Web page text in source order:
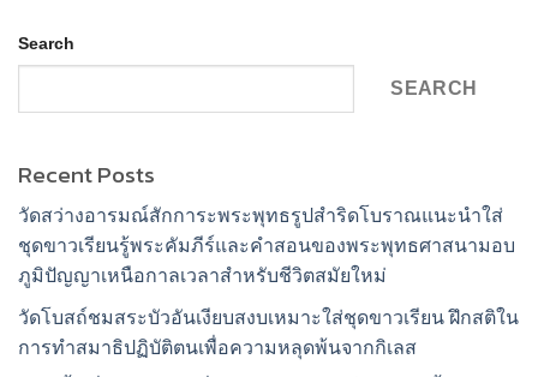
Search
SEARCH
Recent Posts
วัดสว่างอารมณ์สักการะพระพุทธรูปสำริดโบราณแนะนำใส่
ชุดขาวเรียนรู้พระคัมภีร์และคำสอนของพระพุทธศาสนามอบ
ภูมิปัญญาเหนือกาลเวลาสำหรับชีวิตสมัยใหม่
วัดโบสถ์ชมสระบัวอันเงียบสงบเหมาะใส่ชุดขาวเรียน ฝึกสติใน
การทำสมาธิปฏิบัติตนเพื่อความหลุดพ้นจากกิเลส